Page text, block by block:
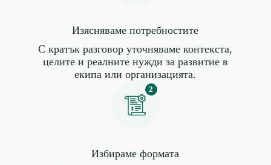
Изясняваме потребностите
С кратък разговор уточняваме контекста,
целите и реалните нужди за развитие в
екипа или организацията.
2
Избираме формата